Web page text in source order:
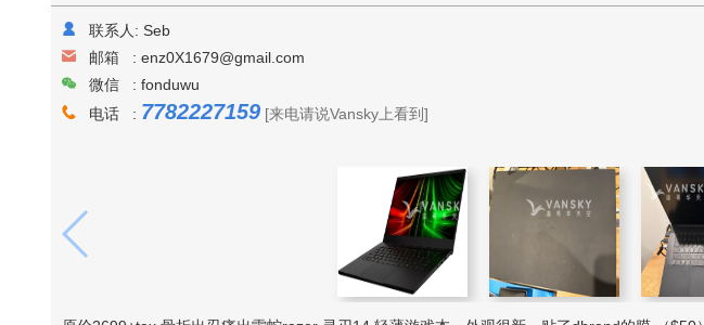
联系人: Seb
邮箱 : enz0X1679@gmail.com
微信 : fonduwu
电话 : 7782227159 [来电请说Vansky上看到]